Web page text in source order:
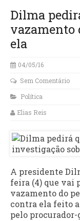
Dilma
vazamento
ela
04/05/16
Sem Comentário
Política
Elias Reis
A presidente
feira (4) que vai
vazamento do
contra ela feito
pelo